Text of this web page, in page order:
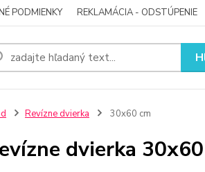
PODMIENKY REKLAMÁCIA - ODSTÚPENIE
Revízne dvierka 30x60 cm
dvierka